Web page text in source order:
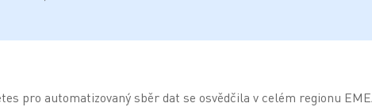
pro automatizovaný sběr dat se osvědčila v celém regionu